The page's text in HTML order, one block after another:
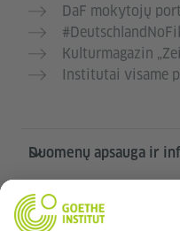
DaF mokytojų
Kulturmagazin
Institutai visame
Duomenų apsauga ir
Siekiame, kad ši
kuo didesniam žmonių